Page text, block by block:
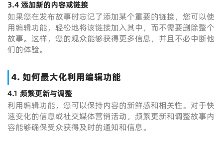
3.4 添加新的内容或链接
如果您在发布故事时忘记了添加某个重要的链接，您可以使
用编辑功能，轻松地将该链接加入其中，而不需要删除整个
故事。这样，您的观众能够获得更多信息，并且不必中断他
们的体验。
4. 如何最大化利用编辑功能
4.1 频繁更新与调整
利用编辑功能，您可以保持内容的新鲜感和相关性。对于快
速变化的信息或社交媒体营销活动，频繁更新和调整故事内
容能够确保受众获得及时的通知和信息。